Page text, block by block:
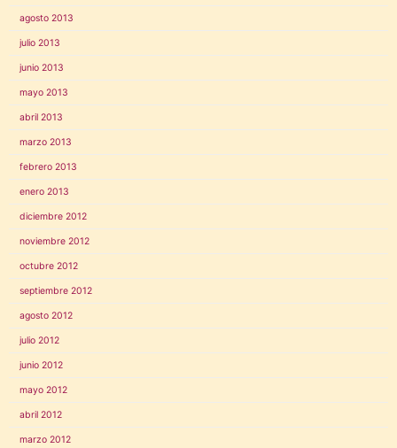
agosto 2013
julio 2013
junio 2013
mayo 2013
abril 2013
marzo 2013
febrero 2013
enero 2013
diciembre 2012
noviembre 2012
octubre 2012
septiembre 2012
agosto 2012
julio 2012
junio 2012
mayo 2012
abril 2012
marzo 2012